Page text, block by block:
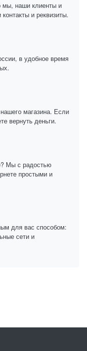
мы, наши клиенты и
и реквизиты.
в удобное время
магазина. Если
вернуть деньги.
Мы с радостью
простыми и
для вас способом:
сети и